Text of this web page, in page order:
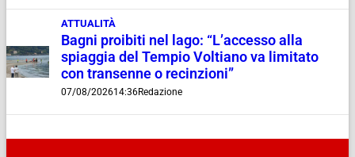
ATTUALITÀ
Bagni proibiti nel lago: “L’accesso alla
spiaggia del Tempio Voltiano va limitato
con transenne o recinzioni”
07/08/202614:36Redazione